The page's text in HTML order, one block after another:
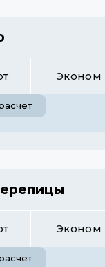
Эконом
Эконом